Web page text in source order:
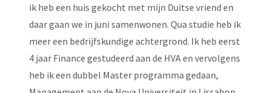
ik heb een huis gekocht met mijn Duitse vriend en
daar gaan we in juni samenwonen. Qua studie heb ik
meer een bedrijfskundige achtergrond. Ik heb eerst
4 jaar Finance gestudeerd aan de HVA en vervolgens
heb ik een dubbel Master programma gedaan,